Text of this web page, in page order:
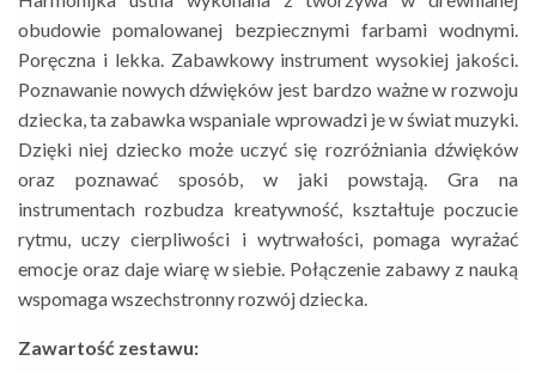
obudowie pomalowanej bezpiecznymi farbami wodnymi.
Poręczna i lekka. Zabawkowy instrument wysokiej jakości.
Poznawanie nowych dźwięków jest bardzo ważne w rozwoju
dziecka, ta zabawka wspaniale wprowadzi je w świat muzyki.
Dzięki niej dziecko może uczyć się rozróżniania dźwięków
oraz poznawać sposób, w jaki powstają. Gra na
instrumentach rozbudza kreatywność, kształtuje poczucie
rytmu, uczy cierpliwości i wytrwałości, pomaga wyrażać
emocje oraz daje wiarę w siebie. Połączenie zabawy z nauką
wspomaga wszechstronny rozwój dziecka.
Zawartość zestawu: